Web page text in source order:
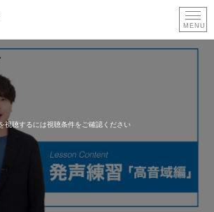
視聴するには視聴条件をご確認ください